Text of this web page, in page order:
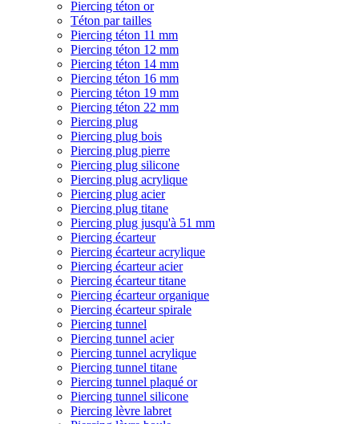
Piercing téton or
Téton par tailles
Piercing téton 11 mm
Piercing téton 12 mm
Piercing téton 14 mm
Piercing téton 16 mm
Piercing téton 19 mm
Piercing téton 22 mm
Piercing plug
Piercing plug bois
Piercing plug pierre
Piercing plug silicone
Piercing plug acrylique
Piercing plug acier
Piercing plug titane
Piercing plug jusqu'à 51 mm
Piercing écarteur
Piercing écarteur acrylique
Piercing écarteur acier
Piercing écarteur titane
Piercing écarteur organique
Piercing écarteur spirale
Piercing tunnel
Piercing tunnel acier
Piercing tunnel acrylique
Piercing tunnel titane
Piercing tunnel plaqué or
Piercing tunnel silicone
Piercing lèvre labret